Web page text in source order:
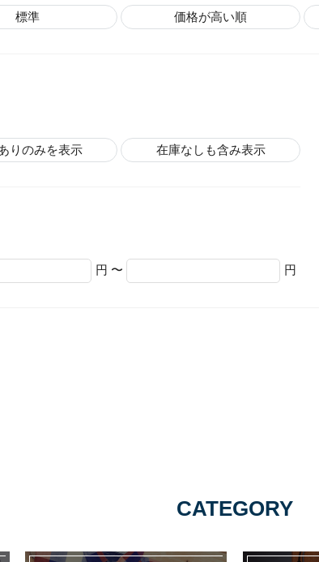
標準 価格が高い順
りのみを表示 在庫なしも含み表示
円 〜 円
CATEGORY